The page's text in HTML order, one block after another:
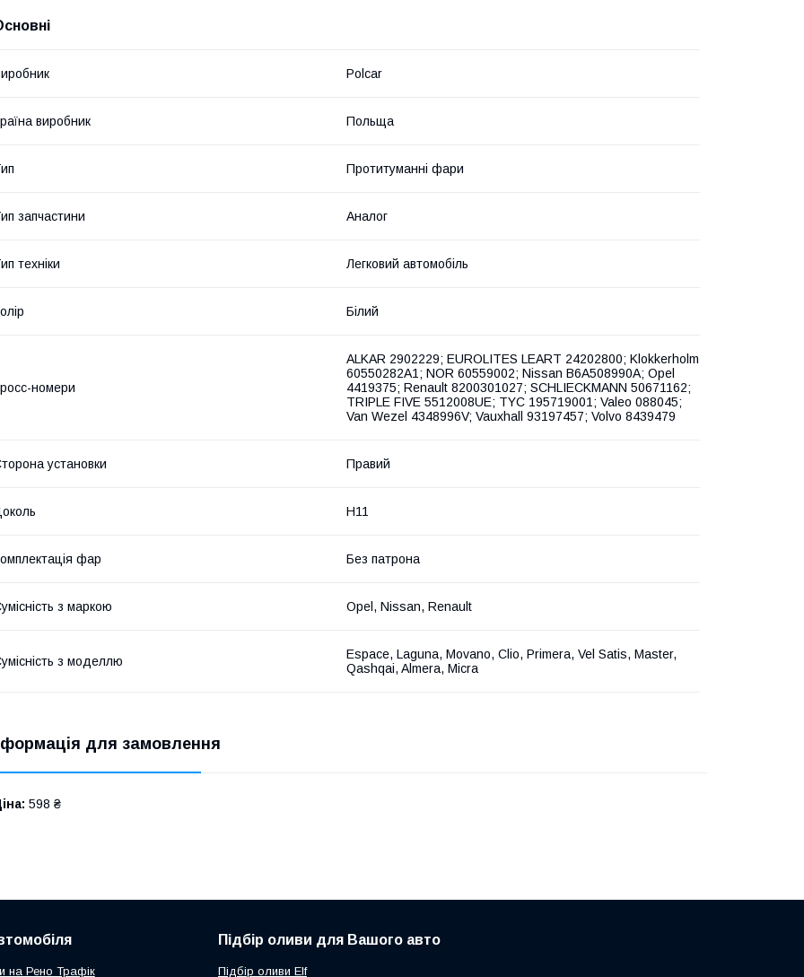
Polcar
виробник Польща
Протитуманні фари
запчастини Аналог
техніки Легковий автомобіль
Білий
номери
ALKAR 2902229; EUROLITES LEART 24202800; Klokkerholm
60550282A1; NOR 60559002; Nissan B6A508990A; Opel
4419375; Renault 8200301027; SCHLIECKMANN 50671162;
TRIPLE FIVE 5512008UE; TYC 195719001; Valeo 088045;
Van Wezel 4348996V; Vauxhall 93197457; Volvo 8439479
установки Правий
H11
фар Без патрона
з маркою Opel, Nissan, Renault
з моделлю
Espace, Laguna, Movano, Clio, Primera, Vel Satis, Master,
Qashqai, Almera, Micra
для замовлення
598 ₴
на Рено Трафік
Підбір оливи для Вашого авто
Підбір оливи Elf